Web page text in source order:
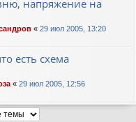
напряжение на
« 29 июл 2005, 13:20
есть схема
« 29 июл 2005, 12:56